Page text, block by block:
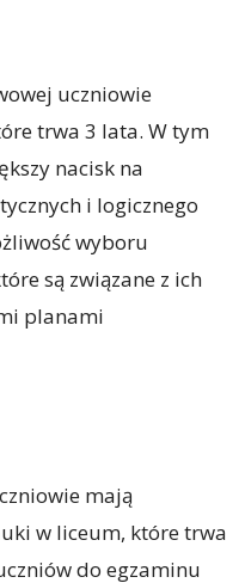
uczniowie
trwa 3 lata. W tym
nacisk na
i logicznego
wyboru
są związane z ich
planami
mają
w liceum, które trwa
do egzaminu